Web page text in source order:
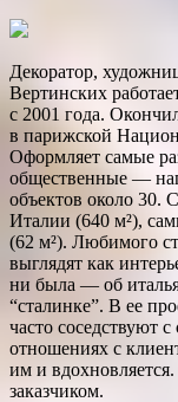
Декоратор,
Вертинских
с 2001 года.
в парижской
Оформляет самые
общественные —
объектов около 30.
Италии (640 м²),
(62 м²). Любимого
выглядят как
ни была — об
“сталинке”. В ее
часто соседствуют
отношениях с
им и
заказчиком.